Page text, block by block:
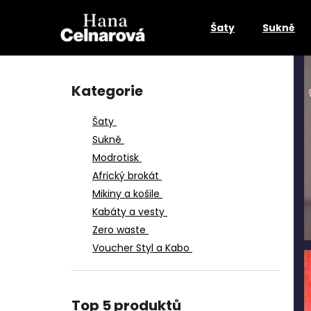
Šaty Sukně
P
Přeskočit
kategorie
Kategorie
Šaty
Sukně
Modrotisk
Africký brokát
Mikiny a košile
Kabáty a vesty
Zero waste
Voucher Styl a Kabo
Top 5 produktů
í
Zpět
do
Zpět
do
SPOLEČENSKÉ ŠATY ANDROMEDA